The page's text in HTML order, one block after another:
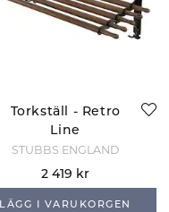
Torkställ - Retro
Line
STUBBS ENGLAND
2 419 kr
LÄGG I VARUKORGEN